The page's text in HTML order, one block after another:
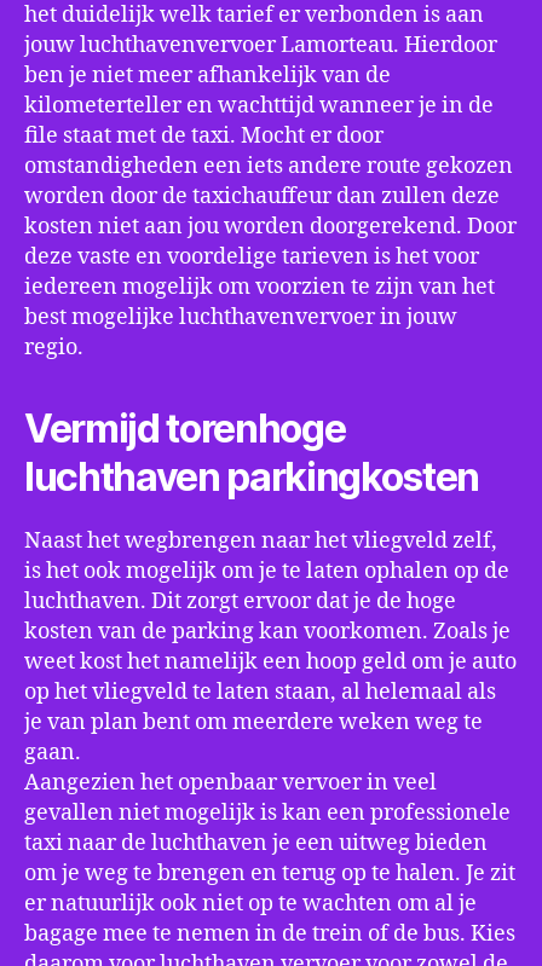
het duidelijk welk tarief er verbonden is aan
jouw luchthavenvervoer Lamorteau. Hierdoor
ben je niet meer afhankelijk van de
kilometerteller en wachttijd wanneer je in de
file staat met de taxi. Mocht er door
omstandigheden een iets andere route gekozen
worden door de taxichauffeur dan zullen deze
kosten niet aan jou worden doorgerekend. Door
deze vaste en voordelige tarieven is het voor
iedereen mogelijk om voorzien te zijn van het
best mogelijke luchthavenvervoer in jouw
regio.
Vermijd torenhoge
luchthaven parkingkosten
Naast het wegbrengen naar het vliegveld zelf,
is het ook mogelijk om je te laten ophalen op de
luchthaven. Dit zorgt ervoor dat je de hoge
kosten van de parking kan voorkomen. Zoals je
weet kost het namelijk een hoop geld om je auto
op het vliegveld te laten staan, al helemaal als
je van plan bent om meerdere weken weg te
gaan.
Aangezien het openbaar vervoer in veel
gevallen niet mogelijk is kan een professionele
taxi naar de luchthaven je een uitweg bieden
om je weg te brengen en terug op te halen. Je zit
er natuurlijk ook niet op te wachten om al je
bagage mee te nemen in de trein of de bus. Kies